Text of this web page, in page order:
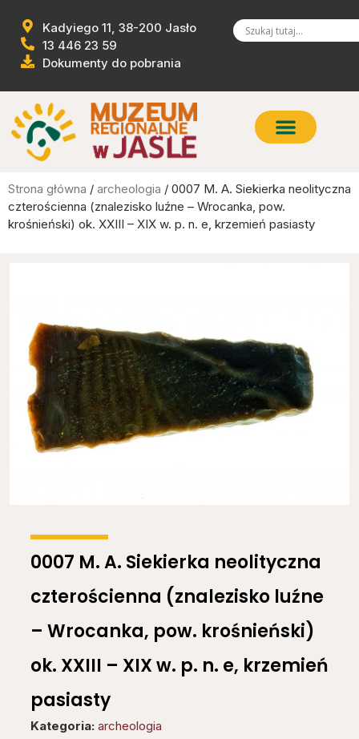
Kadyiego 11, 38-200 Jasło
13 446 23 59
Dokumenty do pobrania
Strona główna / archeologia / 0007 M. A. Siekierka neolityczna
czterościenna (znalezisko luźne – Wrocanka, pow.
krośnieński) ok. XXIII – XIX w. p. n. e, krzemień pasiasty
0007 M. A. Siekierka neolityczna
czterościenna (znalezisko luźne
– Wrocanka, pow. krośnieński)
ok. XXIII – XIX w. p. n. e, krzemień
pasiasty
Kategoria: archeologia